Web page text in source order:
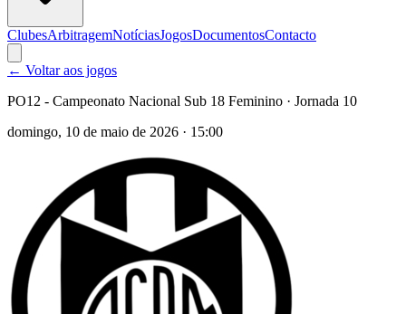
ClubesArbitragemNotíciasJogosDocumentosContacto
← Voltar aos jogos
PO12 - Campeonato Nacional Sub 18 Feminino · Jornada 10
domingo, 10 de maio de 2026 · 15:00